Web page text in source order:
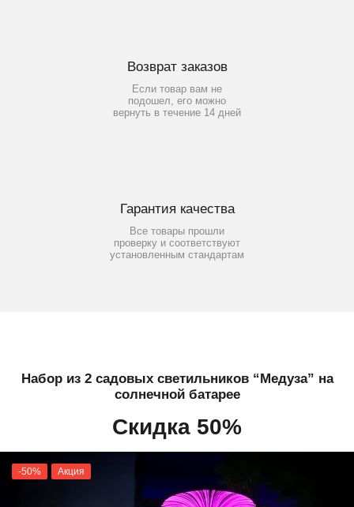
Возврат заказов
Если товар вам не
подошел, его можно
вернуть в течение 14 дней
Гарантия качества
Все товары прошли
проверку и соответствуют
установленным стандартам
Набор из 2 садовых светильников “Медуза” на
солнечной батарее
Скидка 50%
-50% Акция